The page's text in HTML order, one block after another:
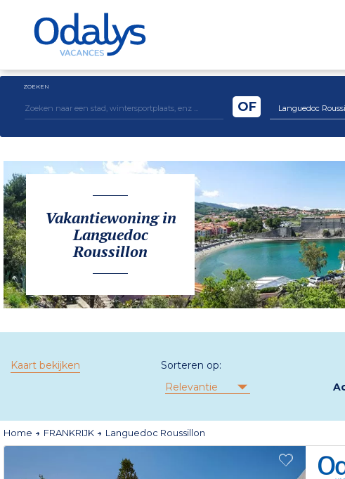
ZOEKEN
Languedoc
OF
Vakantiewoning in
Languedoc
Roussillon
Kaart bekijken
Sorteren op:
Relevantie
Home FRANKRIJK Languedoc Roussillon